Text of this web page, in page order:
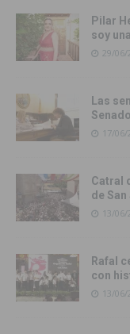
Pilar
soy
29/06/
Las
17/
Catral
de
13/
Rafal
con
13/